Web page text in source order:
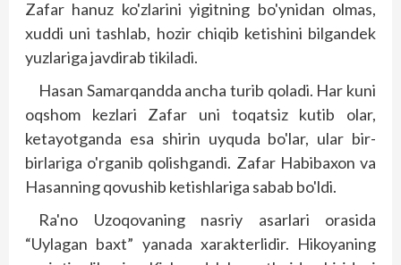
Zafar hanuz ko'zlarini yigitning bo'ynidan olmas,
xuddi uni tashlab, hozir chiqib ketishini bilgandek
yuzlariga javdirab tikiladi.
Hasan Samarqandda ancha turib qoladi. Har kuni
oqshom kezlari Zafar uni toqatsiz kutib olar,
ketayotganda esa shirin uyquda bo'lar, ular bir-
birlariga o'rganib qolishgandi. Zafar Habibaxon va
Hasanning qovushib ketishlariga sabab bo'ldi.
Ra'no Uzoqovaning nasriy asarlari orasida
“Uylagan baxt” yanada xarakterlidir. Hikoyaning